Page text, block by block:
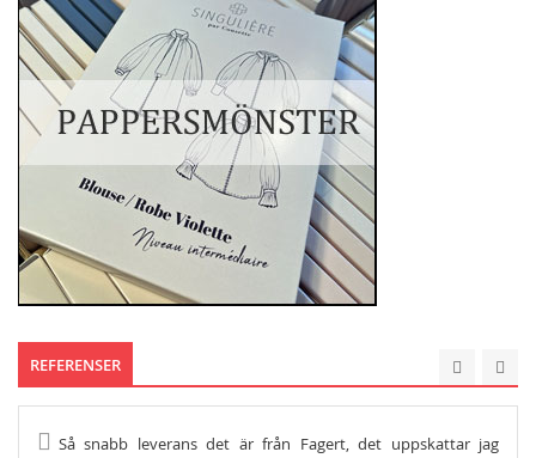
REFERENSER
Så snabb leverans det är från Fagert, det uppskattar jag